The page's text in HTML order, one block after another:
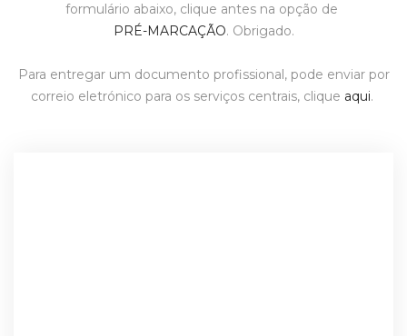
formulário abaixo, clique antes na opção de
PRÉ-MARCAÇÃO. Obrigado.
Para entregar um documento profissional, pode enviar por
correio eletrónico para os serviços centrais, clique aqui.